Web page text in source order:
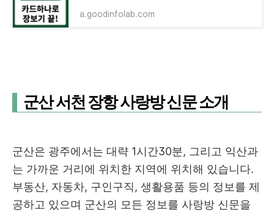
a.goodinfolab.com
군산 서천 장항 사랑방 신문 소개
군산은 광주에서는 대략 1시간30분, 그리고 익산과
는 가까운 거리에 위치한 지역에 위치해 있습니다.
부동산, 자동차, 구인구직, 생활용품 등의 정보를 제
공하고 있으며 군산의 모든 정보를 사랑방 신문을